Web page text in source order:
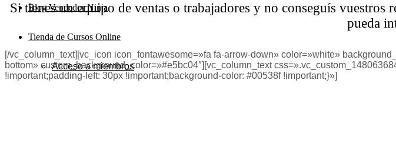
Blog Vendedor Ninja
Tienda de Cursos Online
Acceso a miembros
Si tienes un equipo de ventas o trabajadores y no conseguís vuestros
pueda
[/vc_column_text][vc_icon icon_fontawesome=»fa fa-arrow-down» color=»white»
bottom» custom_background_color=»#e5bc04″][vc_column_text
!important;padding-left: 30px !important;background-color: #00538f !important;}»]